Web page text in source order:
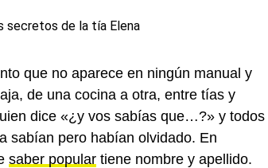
que no aparece en ningún manual y
de una cocina a otra, entre tías y
dice «¿y vos sabías que…?» y todos
sabían pero habían olvidado. En
saber popular tiene nombre y apellido.